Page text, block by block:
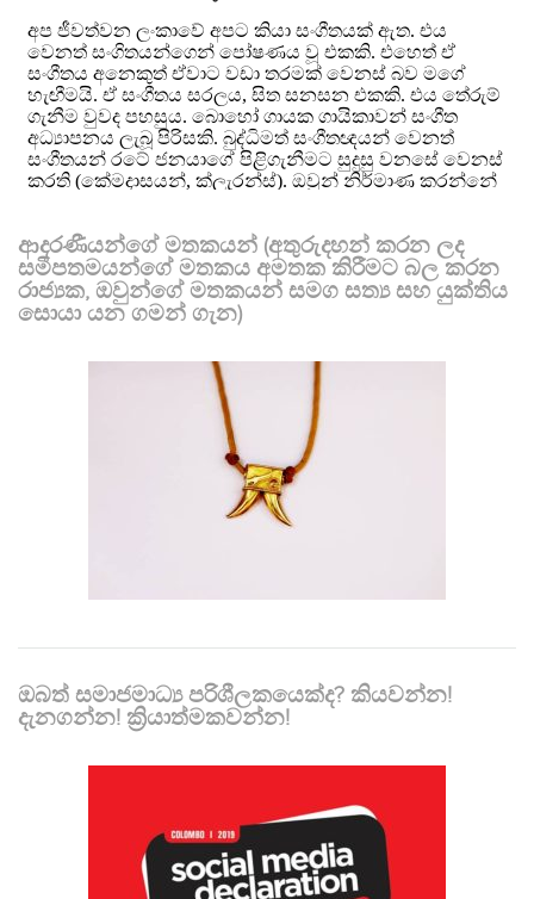
ආදරණීයන්ගේ මතකයන් (අතුරුදහන් කරන ලද
සමීපතමයන්ගේ මතකය අමතක කිරීමට බල කරන
රාජ්‍යක, ඔවුන්ගේ මතකයන් සමග සත්‍ය සහ යුක්තිය
සොයා යන ගමන් ගැන)
ඔබත් සමාජමාධ්‍ය පරිශීලකයෙක්ද? කියවන්න!
දැනගන්න! ක්‍රියාත්මකවන්න!